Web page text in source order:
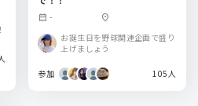
calendar_month - location_on
お誕生日を野球関連企画で盛り
上げましょう
参加 105人